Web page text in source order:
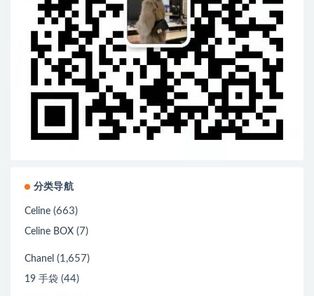
分类导航
Celine (663)
Celine BOX (7)
Chanel (1,657)
19 手袋 (44)